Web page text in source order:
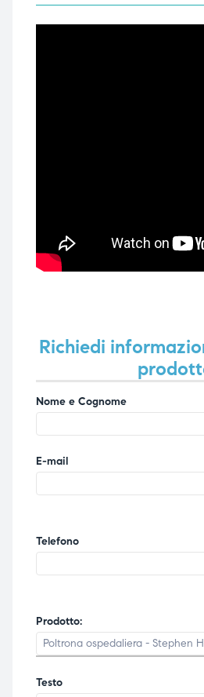
Richiedi
Nome e Cognome
E-mail
Telefono
Prodotto:
Testo